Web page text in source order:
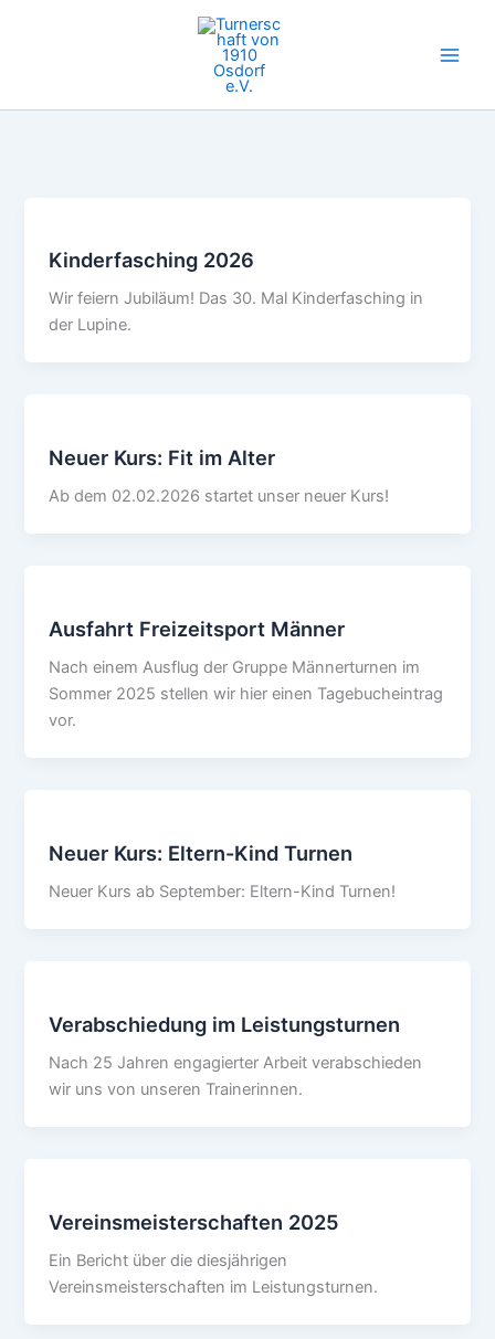
Kinderfasching 2026
Wir feiern Jubiläum! Das 30. Mal Kinderfasching in
der Lupine.
Neuer Kurs: Fit im Alter
Ab dem 02.02.2026 startet unser neuer Kurs!
Ausfahrt Freizeitsport Männer
Nach einem Ausflug der Gruppe Männerturnen im
Sommer 2025 stellen wir hier einen Tagebucheintrag
vor.
Neuer Kurs: Eltern-Kind Turnen
Neuer Kurs ab September: Eltern-Kind Turnen!
Verabschiedung im Leistungsturnen
Nach 25 Jahren engagierter Arbeit verabschieden
wir uns von unseren Trainerinnen.
Vereinsmeisterschaften 2025
Ein Bericht über die diesjährigen
Vereinsmeisterschaften im Leistungsturnen.